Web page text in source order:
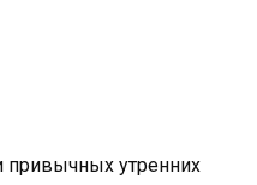
утренних